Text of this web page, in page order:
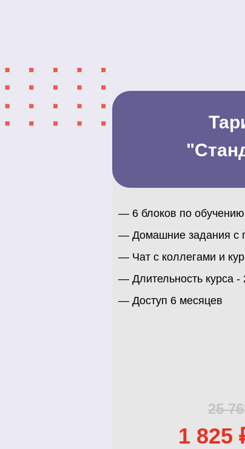
— 6 блоков по
— Домашние задания c
— Чат с коллегами и
— Длительность курса -
— Доступ 6 месяцев
25
1 825